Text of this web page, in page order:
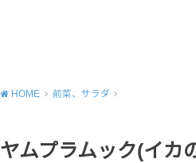
HOME 前菜、サラダ
ヤムプラムック(イカ